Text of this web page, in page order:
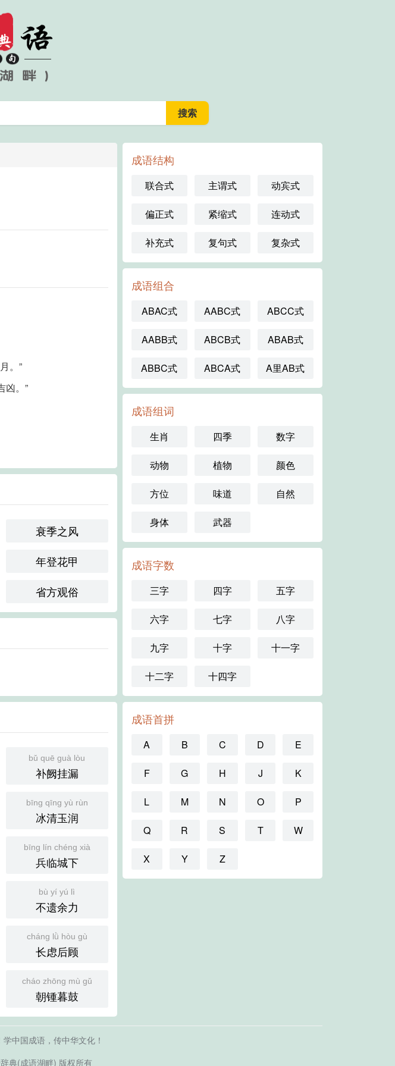
。”
凶。”
衰季之风
年登花甲
省方观俗
bǔ quē guà lòu
补阙挂漏
bīng qīng yù rùn
冰清玉润
bīng lín chéng xià
兵临城下
bù yí yú lì
不遗余力
cháng lǜ hòu gù
长虑后顾
cháo zhōng mù gǔ
朝锺暮鼓
成语结构
联合式 主谓式 动宾式
偏正式 紧缩式 连动式
补充式 复句式 复杂式
成语组合
ABAC式 AABC式 ABCC式
AABB式 ABCB式 ABAB式
ABBC式 ABCA式 A里AB式
成语组词
生肖 四季 数字
动物 植物 颜色
方位 味道 自然
身体 武器
成语字数
三字 四字 五字
六字 七字 八字
九字 十字 十一字
十二字 十四字
成语首拼
A B C D E
F G H J K
L M N O P
Q R S T W
X Y Z
中国成语，传中华文化！
典(成语湖畔) 版权所有